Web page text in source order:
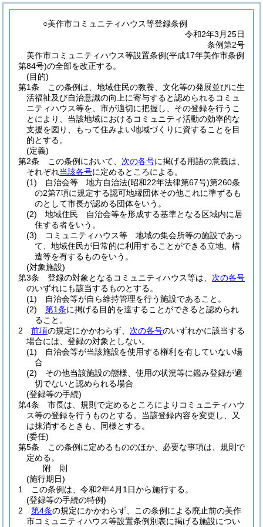
○美作市コミュニティハウス等登録条例
令和2年3月25日
条例第2号
美作市コミュニティハウス等設置条例(平成17年美作市条例
第84号)の全部を改正する。
(目的)
第1条
この条例は、地域住民の教養、文化等の発展並びに生
活福祉及び自治意識の向上に寄与すると認められるコミュ
ニティハウス等を、市が適切に把握し、その登録を行うこ
とにより、当該地域におけるコミュニティ活動の効率的な
支援を図り、もって住みよい地域づくりに資することを目
的とする。
(定義)
第2条
この条例において、 次の各号に掲げる用語の意義は、
それぞれ当該各号に定めるところによる。
(1)
自治会等 地方自治法(昭和22年法律第67号)第260条
の2第7項に規定する認可地縁団体その他これに準ずるも
のとして市長が認める団体をいう。
(2)
地域住民 自治会等を形成する基準となる区域内に居
住する者をいう。
(3)
コミュニティハウス等 地域の集会所等の施設であっ
て、地域住民が日常的に利用することができる立地、構
造等を有するものをいう。
(対象施設)
第3条
登録の対象となるコミュニティハウス等は、 次の各号
のいずれにも該当するものとする。
(1)
自治会等が自ら維持管理を行う施設であること。
(2)
第1条に掲げる目的を達することができると認められ
ること。
2
前項の規定にかかわらず、 次の各号のいずれかに該当する
場合には、登録の対象としない。
(1)
自治会等が当該施設を使用する権利を有していない場
合
(2)
その他当該施設の態様、使用の状況等に鑑み登録が適
切でないと認められる場合
(登録等の手続)
第4条
市長は、規則で定めるところによりコミュニティハウ
ス等の登録を行うものとする。 当該登録内容を変更し、又
は抹消するときも、同様とする。
(委任)
第5条
この条例に定めるもののほか、必要な事項は、規則で
定める。
附 則
(施行期日)
1
この条例は、令和2年4月1日から施行する。
(登録等の手続の特例)
2
第4条の規定にかかわらず、この条例による廃止前の美作
市コミュニティハウス等設置条例別表に掲げる施設につい